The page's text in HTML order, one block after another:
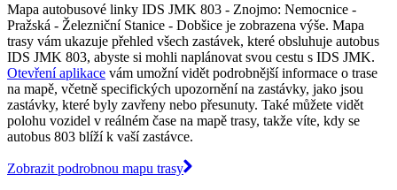
Mapa autobusové linky IDS JMK 803 - Znojmo: Nemocnice -
Pražská - Železniční Stanice - Dobšice je zobrazena výše. Mapa
trasy vám ukazuje přehled všech zastávek, které obsluhuje autobus
IDS JMK 803, abyste si mohli naplánovat svou cestu s IDS JMK.
Otevření aplikace vám umožní vidět podrobnější informace o trase
na mapě, včetně specifických upozornění na zastávky, jako jsou
zastávky, které byly zavřeny nebo přesunuty. Také můžete vidět
polohu vozidel v reálném čase na mapě trasy, takže víte, kdy se
autobus 803 blíží k vaší zastávce.
Zobrazit podrobnou mapu trasy